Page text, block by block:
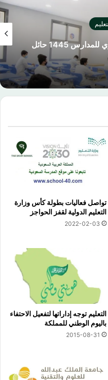
1445 حائل
تواصل فعاليات بطولة كأس وزارة
التعليم الدولية لقفز الحواجز
2022-02-03
التعليم توجه إداراتها لتفعيل الاحتفاء
باليوم الوطني للمملكة
2015-08-31